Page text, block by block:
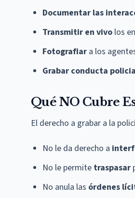
Documentar las
Transmitir en vivo los
Fotografiar a los
Grabar conducta
Qué NO Cubre
El derecho a grabar a la
No le da derecho a
No le permite traspasar
No anula las órdenes